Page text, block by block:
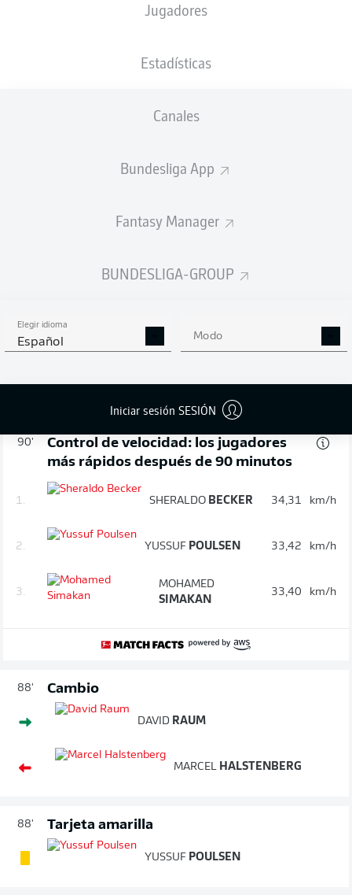
Jugadores
Estadísticas
Canales
Bundesliga App
Fantasy Manager
BUNDESLIGA-GROUP
Elegir idioma
Español Modo
Iniciar sesión SESIÓN
Red Bull Arena
Anuncio
90'+ 1 Tarjeta amarilla
JORDAN
90'
Control de velocidad: los jugadores
más rápidos después de 90 minutos
1. SHERALDO BECKER 34,31 km/h
2. YUSSUF POULSEN 33,42 km/h
3.
MOHAMED
SIMAKAN
33,40 km/h
88' Cambio
DAVID RAUM
MARCEL HALSTENBERG
88' Tarjeta amarilla
YUSSUF POULSEN